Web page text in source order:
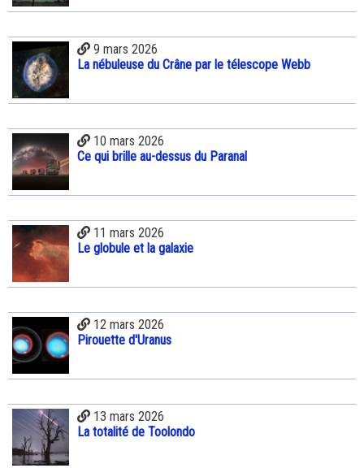
9 mars 2026
La nébuleuse du Crâne par le télescope Webb
10 mars 2026
Ce qui brille au-dessus du Paranal
11 mars 2026
Le globule et la galaxie
12 mars 2026
Pirouette d'Uranus
13 mars 2026
La totalité de Toolondo